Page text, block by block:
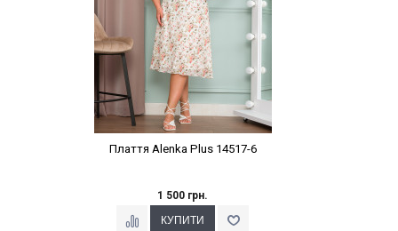
Плаття Alenka Plus 14517-6
1 500 грн.